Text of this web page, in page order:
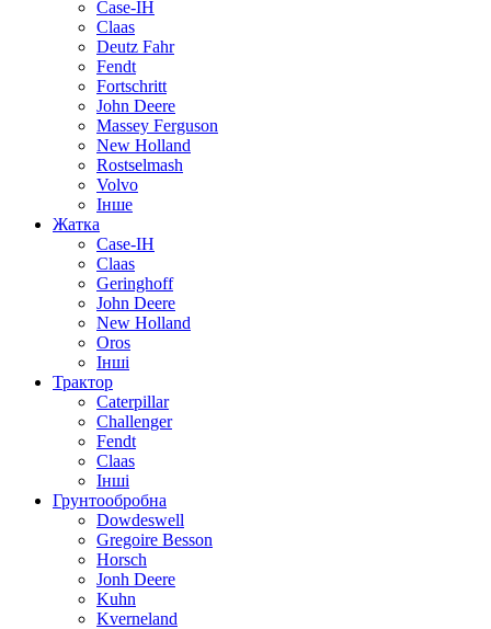
Case-IH
Claas
Deutz Fahr
Fendt
Fortschritt
John Deere
Massey Ferguson
New Holland
Rostselmash
Volvo
Інше
Жатка
Case-IH
Claas
Geringhoff
John Deere
New Holland
Oros
Інші
Трактор
Caterpillar
Challenger
Fendt
Claas
Інші
Грунтообробна
Dowdeswell
Gregoire Besson
Horsch
Jonh Deere
Kuhn
Kverneland